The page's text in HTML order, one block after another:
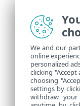
We and our
online
personalized
clicking "Accept
choosing
settings by
withdraw